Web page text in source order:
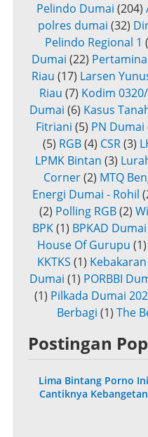
Pelindo Dumai (204)
polres dumai (32)
Pelindo Regional 1
Dumai (22)
Riau (17) Larsen
Riau (7) Kodim
Dumai (6) Kasus
Fitriani (5) PN Dumai
(5) RGB (4) CSR (3)
LPMK Bintan (3)
Corner (2) MTQ
Energi Dumai - Rohil
(2) Polling RGB(2)
BPK(1) BPKAD Dumai
House Of Gurupu (1)
KKTKS (1)
Dumai (1) PORBBI
(1) Pilkada Dumai
Berbagi (1) The
Postingan
Lima Bintang Porno Ini
Cantiknya Kebangetan